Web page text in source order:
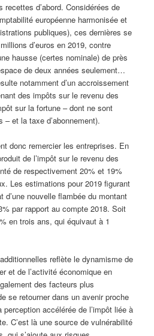
recettes d’abord. Considérées de
européenne harmonisée et
publiques), ces dernières se
d’euros en 2019, contre
hausse (certes nominale) de près
de deux années seulement…
notamment d’un accroissement
des impôts sur le revenu des
sur la fortune – dont ne sont
et la taxe d’abonnement).
donc remercier les entreprises. En
de l’impôt sur le revenu des
de respectivement 20% et 19%
Les estimations pour 2019 figurant
d’une nouvelle flambée du montant
par rapport au compte 2018. Soit
en trois ans, qui équivaut à 1
reflète le dynamisme de
et de l’activité économique en
des facteurs plus
se retourner dans un avenir proche
accélérée de l’impôt liée à
C’est là une source de vulnérabilité